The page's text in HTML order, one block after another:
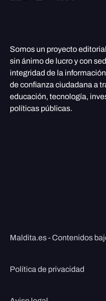
Somos un proyecto
sin ánimo de lucro y con
integridad de la
de confianza ciudadana a
educación, tecnología,
políticas públicas.
Maldita.es - Contenidos
Política de privacidad